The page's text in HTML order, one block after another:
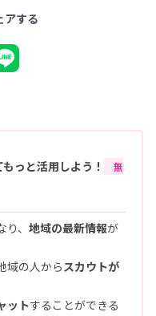
アする
っと活用しよう！
無
、 地域の最新情報が
域の人からスカウトが
ットすることができる